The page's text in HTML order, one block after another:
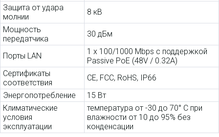
Защита от удара
молнии
8 кВ
Мощность
передатчика
30 дБм
Порты LAN
1 x 100/1000 Mbps с поддержкой
Passive PoE (48V / 0.32A)
Сертификаты
соответствия
CE, FCC, RoHS, IP66
Энергопотребление
15 Вт
Климатические
условия
эксплуатации
температура от -30 до 70° C при
влажности от 10 до 95% без
конденсации